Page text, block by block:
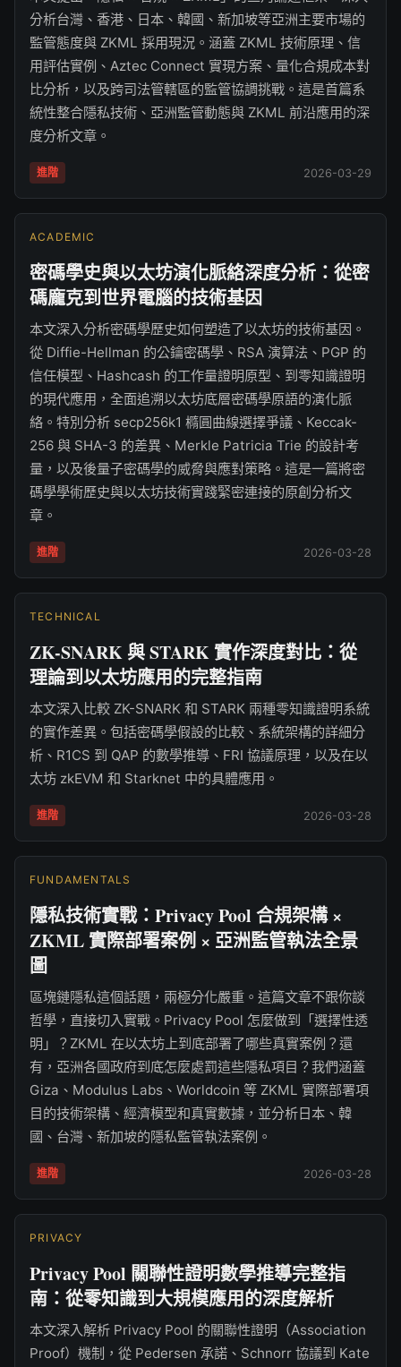
分析台灣、香港、日本、韓國、新加坡等亞洲主要市場的
監管態度與 ZKML 採用現況。涵蓋 ZKML 技術原理、信
用評估實例、Aztec Connect 實現方案、量化合規成本對
比分析，以及跨司法管轄區的監管協調挑戰。這是首篇系
統性整合隱私技術、亞洲監管動態與 ZKML 前沿應用的深
度分析文章。
進階 2026-03-29
ACADEMIC
密碼學史與以太坊演化脈絡深度分析：從密
碼龐克到世界電腦的技術基因
本文深入分析密碼學歷史如何塑造了以太坊的技術基因。
從 Diffie-Hellman 的公鑰密碼學、RSA 演算法、PGP 的
信任模型、Hashcash 的工作量證明原型、到零知識證明
的現代應用，全面追溯以太坊底層密碼學原語的演化脈
絡。特別分析 secp256k1 橢圓曲線選擇爭議、Keccak-
256 與 SHA-3 的差異、Merkle Patricia Trie 的設計考
量，以及後量子密碼學的威脅與應對策略。這是一篇將密
碼學學術歷史與以太坊技術實踐緊密連接的原創分析文
章。
進階 2026-03-28
TECHNICAL
ZK-SNARK 與 STARK 實作深度對比：從
理論到以太坊應用的完整指南
本文深入比較 ZK-SNARK 和 STARK 兩種零知識證明系統
的實作差異。包括密碼學假設的比較、系統架構的詳細分
析、R1CS 到 QAP 的數學推導、FRI 協議原理，以及在以
太坊 zkEVM 和 Starknet 中的具體應用。
進階 2026-03-28
FUNDAMENTALS
隱私技術實戰：Privacy Pool 合規架構 ×
ZKML 實際部署案例 × 亞洲監管執法全景
圖
區塊鏈隱私這個話題，兩極分化嚴重。這篇文章不跟你談
哲學，直接切入實戰。Privacy Pool 怎麼做到「選擇性透
明」？ZKML 在以太坊上到底部署了哪些真實案例？還
有，亞洲各國政府到底怎麼處罰這些隱私項目？我們涵蓋
Giza、Modulus Labs、Worldcoin 等 ZKML 實際部署項
目的技術架構、經濟模型和真實數據，並分析日本、韓
國、台灣、新加坡的隱私監管執法案例。
進階 2026-03-28
PRIVACY
Privacy Pool 關聯性證明數學推導完整指
南：從零知識到大規模應用的深度解析
本文深入解析 Privacy Pool 的關聯性證明（Association
Proof）機制，從 Pedersen 承諾、Schnorr 協議到 Kate